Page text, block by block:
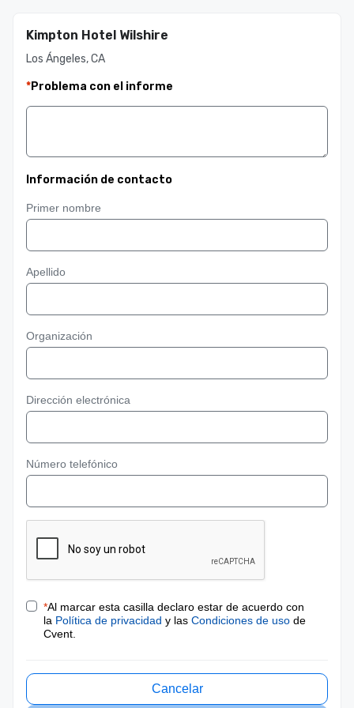
Kimpton Hotel Wilshire
Los Ángeles, CA
*Problema con el informe
Información de contacto
Primer nombre
Apellido
Organización
Dirección electrónica
Número telefónico
*Al marcar esta casilla declaro estar de acuerdo con
la Política de privacidad y las Condiciones de uso de
Cvent.
Cancelar